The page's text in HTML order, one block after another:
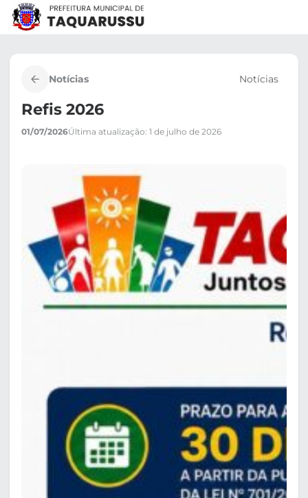
Pular
para
conteúdo
Notícias Notícias
Refis 2026
01/07/2026Última atualização: 1 de julho de 2026